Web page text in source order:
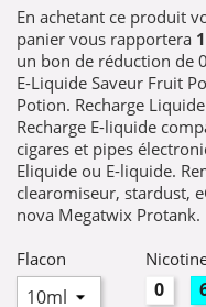
En achetant ce produit
panier vous rapportera 1
un bon de réduction de
E-Liquide Saveur Fruit
Potion. Recharge
Recharge E-liquide
cigares et pipes
Eliquide ou E-liquide.
clearomiseur, stardust,
nova Megatwix Protank.
Flacon
0mg